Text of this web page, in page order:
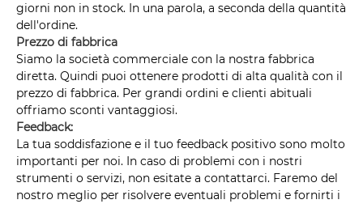
giorni non in stock. In una parola, a seconda della quantità
dell'ordine.
Prezzo di fabbrica
Siamo la società commerciale con la nostra fabbrica
diretta. Quindi puoi ottenere prodotti di alta qualità con il
prezzo di fabbrica. Per grandi ordini e clienti abituali
offriamo sconti vantaggiosi.
Feedback:
La tua soddisfazione e il tuo feedback positivo sono molto
importanti per noi. In caso di problemi con i nostri
strumenti o servizi, non esitate a contattarci. Faremo del
nostro meglio per risolvere eventuali problemi e fornirti i